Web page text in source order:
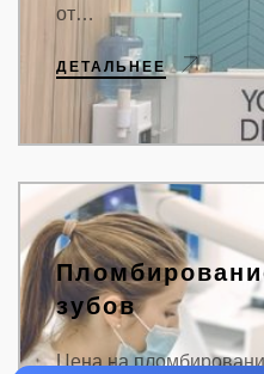
от…
ДЕТАЛЬНЕЕ
зубов
Цена на